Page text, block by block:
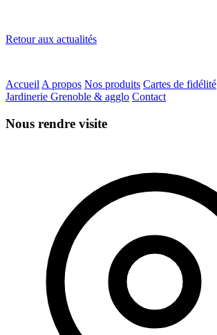
Retour aux actualités
Accueil A propos Nos produits Cartes de fidélité
Jardinerie Grenoble & agglo Contact
Nous rendre visite